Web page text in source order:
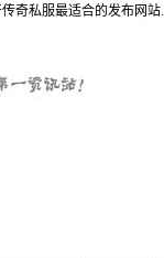
奇私服最适合的发布网站.